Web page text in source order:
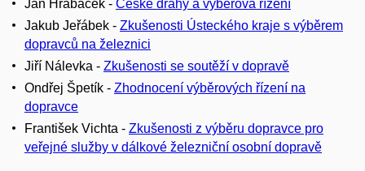
Jan Hrabáček - České dráhy a výběrová řízení
Jakub Jeřábek - Zkušenosti Ústeckého kraje s výběrem
dopravců na železnici
Jiří Nálevka - Zkušenosti se soutěží v dopravě
Ondřej Špetík - Zhodnocení výběrových řízení na
dopravce
František Vichta - Zkušenosti z výběru dopravce pro
veřejné služby v dálkové železniční osobní dopravě